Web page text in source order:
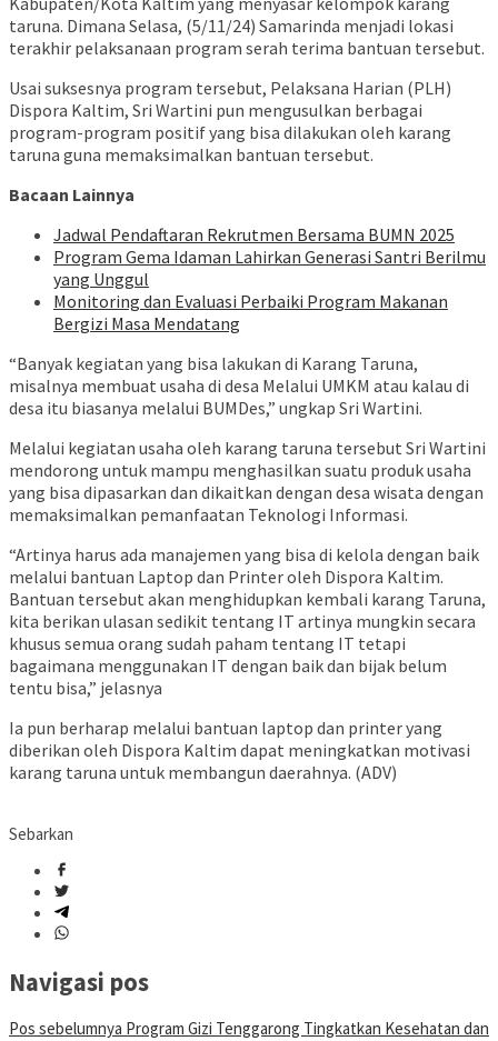
taruna. Dimana Selasa, (5/11/24) Samarinda menjadi lokasi
terakhir pelaksanaan program serah terima bantuan tersebut.
Usai suksesnya program tersebut, Pelaksana Harian (PLH)
Dispora Kaltim, Sri Wartini pun mengusulkan berbagai
program-program positif yang bisa dilakukan oleh karang
taruna guna memaksimalkan bantuan tersebut.
Bacaan Lainnya
Jadwal Pendaftaran Rekrutmen Bersama BUMN 2025
Program Gema Idaman Lahirkan Generasi Santri Berilmu
yang Unggul
Monitoring dan Evaluasi Perbaiki Program Makanan
Bergizi Masa Mendatang
“Banyak kegiatan yang bisa lakukan di Karang Taruna,
misalnya membuat usaha di desa Melalui UMKM atau kalau di
desa itu biasanya melalui BUMDes,” ungkap Sri Wartini.
Melalui kegiatan usaha oleh karang taruna tersebut Sri Wartini
mendorong untuk mampu menghasilkan suatu produk usaha
yang bisa dipasarkan dan dikaitkan dengan desa wisata dengan
memaksimalkan pemanfaatan Teknologi Informasi.
“Artinya harus ada manajemen yang bisa di kelola dengan baik
melalui bantuan Laptop dan Printer oleh Dispora Kaltim.
Bantuan tersebut akan menghidupkan kembali karang Taruna,
kita berikan ulasan sedikit tentang IT artinya mungkin secara
khusus semua orang sudah paham tentang IT tetapi
bagaimana menggunakan IT dengan baik dan bijak belum
tentu bisa,” jelasnya
Ia pun berharap melalui bantuan laptop dan printer yang
diberikan oleh Dispora Kaltim dapat meningkatkan motivasi
karang taruna untuk membangun daerahnya. (ADV)
Sebarkan
Navigasi pos
Pos sebelumnya Program Gizi Tenggarong Tingkatkan Kesehatan dan